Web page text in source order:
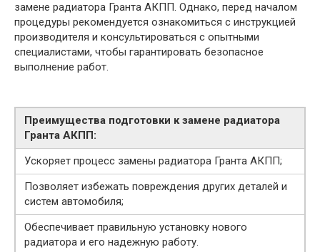
замене радиатора Гранта АКПП. Однако, перед началом
процедуры рекомендуется ознакомиться с инструкцией
производителя и консультироваться с опытными
специалистами, чтобы гарантировать безопасное
выполнение работ.
Преимущества подготовки к замене радиатора
Гранта АКПП:
Ускоряет процесс замены радиатора Гранта АКПП;
Позволяет избежать повреждения других деталей и
систем автомобиля;
Обеспечивает правильную установку нового
радиатора и его надежную работу.